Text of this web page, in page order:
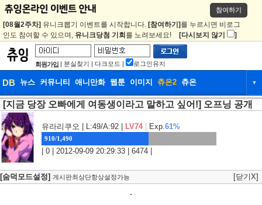
참여하기
[08월2주차] 유니크뽑기 이벤트를 시작합니다. [참여하기] 를 누르시면 비로그
인도 참여할 수 있으며, 유니크당첨 기회 를 노려보세요! [다시보지 않기 ]
회원가입 | 분실찾기 | 다크모드 | 로그인유지
DB 뉴스 커뮤니티 애니만화 웹툰 이미지 츄온2 츄온 ▼
DB 뉴스 커뮤니티 애니만화
웹툰 이미지 츄온2
[지금 당장 오빠에게 여동생이라고 말하고 싶어!] 오프닝 공개
유라리쿠오 | L:49/A:92 | LV74 Exp.61%
910/1,490
| 0 | 2012-09-09 20:29:33 | 6474 |
[숨덕모드설정] 게시판최상단항상설정가능 [닫기X]